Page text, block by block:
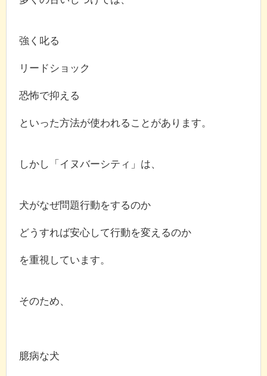
強く叱る
リードショック
恐怖で抑える
といった方法が使われることがあります。
しかし「イヌバーシティ」は、
犬がなぜ問題行動をするのか
どうすれば安心して行動を変えるのか
を重視しています。
そのため、
臆病な犬